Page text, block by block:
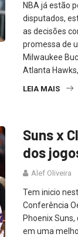
NBA já estão
disputados,
as decisões
promessa de
Milwaukee
Atlanta
LEIA MAIS
Suns x
dos
Alef Oliveira
Tem inicio
Conferência
Phoenix Suns,
em uma